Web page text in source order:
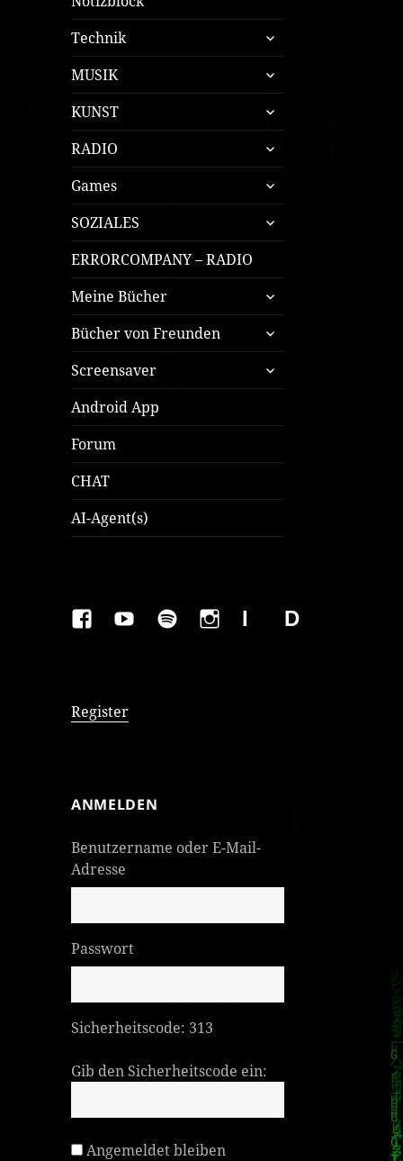
Technik
untermenü
öffnen
MUSIK
untermenü
öffnen
KUNST
untermenü
öffnen
RADIO
untermenü
öffnen
Games
untermenü
öffnen
SOZIALES
untermenü
öffnen
ERRORCOMPANY – RADIO
Meine Bücher
untermenü
öffnen
Bücher von Freunden
untermenü
öffnen
Screensaver
untermenü
öffnen
Android App
Forum
CHAT
AI-Agent(s)
FAKEBOOK
YOUTUBESPOTIFYINSTAGRAM
IMPRESSUM
Register
ANMELDEN
Benutzername oder E-Mail-
Adresse
Passwort
Sicherheitscode: 313
Gib den Sicherheitscode ein:
Angemeldet bleiben